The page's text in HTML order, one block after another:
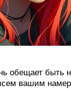
обещает быть
вашим